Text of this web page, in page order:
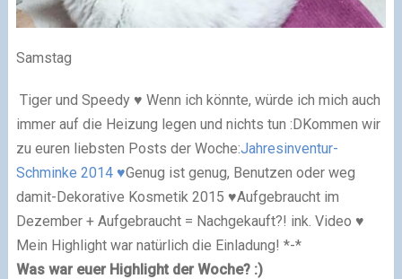
Samstag
Tiger und Speedy ♥ Wenn ich könnte, würde ich mich auch
immer auf die Heizung legen und nichts tun :DKommen wir
zu euren liebsten Posts der Woche:Jahresinventur-
Schminke 2014 ♥Genug ist genug, Benutzen oder weg
damit-Dekorative Kosmetik 2015 ♥Aufgebraucht im
Dezember + Aufgebraucht = Nachgekauft?! ink. Video ♥
Mein Highlight war natürlich die Einladung! *-*
Was war euer Highlight der Woche? :)